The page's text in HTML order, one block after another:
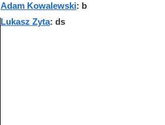
Adam Kowalewski: b
Lukasz Zyta: ds